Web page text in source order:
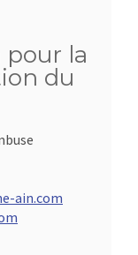
pour la
du
ain.com